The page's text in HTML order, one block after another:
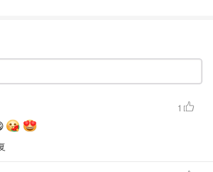
香，外皮酥的掉渣，豆沙甜蜜蜜💕，
放心，没有多余的添加剂。
1